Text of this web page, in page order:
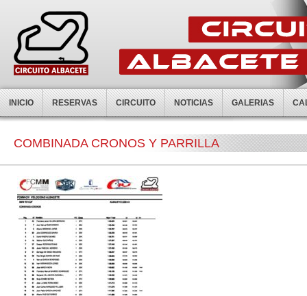
INICIO RESERVAS CIRCUITO NOTICIAS GALERIAS
COMBINADA CRONOS Y PARRILLA